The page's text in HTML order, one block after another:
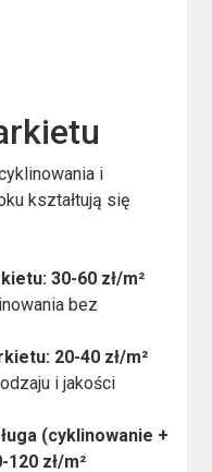
i
kształtują się
30-60 zł/m²
bez
20-40 zł/m²
i jakości
(cyklinowanie +
zł/m²